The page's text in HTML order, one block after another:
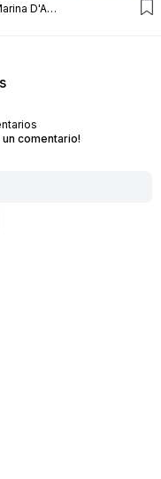
Marina D'Ambrosio Deco
comentario!